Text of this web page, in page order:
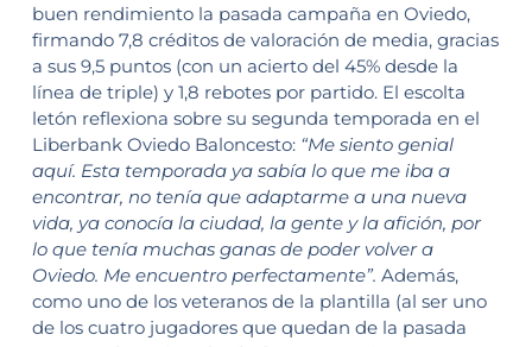
buen rendimiento la pasada campaña en Oviedo,
firmando 7,8 créditos de valoración de media, gracias
a sus 9,5 puntos (con un acierto del 45% desde la
línea de triple) y 1,8 rebotes por partido. El escolta
letón reflexiona sobre su segunda temporada en el
Liberbank Oviedo Baloncesto: “Me siento genial
aquí. Esta temporada ya sabía lo que me iba a
encontrar, no tenía que adaptarme a una nueva
vida, ya conocía la ciudad, la gente y la afición, por
lo que tenía muchas ganas de poder volver a
Oviedo. Me encuentro perfectamente”. Además,
como uno de los veteranos de la plantilla (al ser uno
de los cuatro jugadores que quedan de la pasada